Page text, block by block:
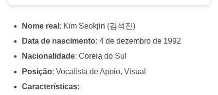
Nome real : Kim Seokjin (김석진)
Data de nascimento: 4 de dezembro de 1992
Nacionalidade: Coreia do Sul
Posição: Vocalista de Apoio, Visual
Características: